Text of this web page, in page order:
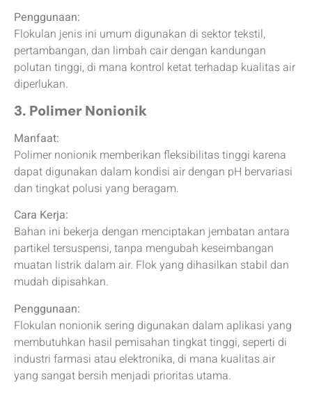
Penggunaan:
Flokulan jenis ini umum digunakan di sektor tekstil,
pertambangan, dan limbah cair dengan kandungan
polutan tinggi, di mana kontrol ketat terhadap kualitas air
diperlukan.
3. Polimer Nonionik
Manfaat:
Polimer nonionik memberikan fleksibilitas tinggi karena
dapat digunakan dalam kondisi air dengan pH bervariasi
dan tingkat polusi yang beragam.
Cara Kerja:
Bahan ini bekerja dengan menciptakan jembatan antara
partikel tersuspensi, tanpa mengubah keseimbangan
muatan listrik dalam air. Flok yang dihasilkan stabil dan
mudah dipisahkan.
Penggunaan:
Flokulan nonionik sering digunakan dalam aplikasi yang
membutuhkan hasil pemisahan tingkat tinggi, seperti di
industri farmasi atau elektronika, di mana kualitas air
yang sangat bersih menjadi prioritas utama.